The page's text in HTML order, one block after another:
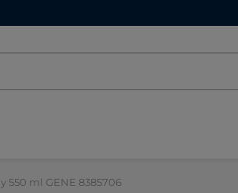
ml GENE 8385706